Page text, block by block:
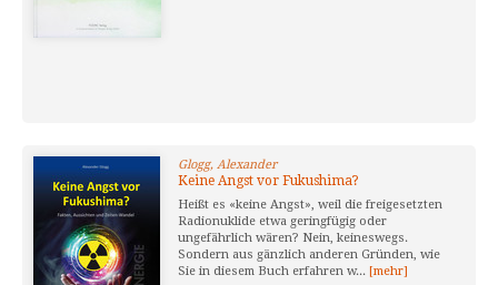
Glogg, Alexander
Keine Angst vor Fukushima?
Heißt es «keine Angst», weil die freigesetzten
Radionuklide etwa geringfügig oder
ungefährlich wären? Nein, keineswegs.
Sondern aus gänzlich anderen Gründen, wie
Sie in diesem Buch erfahren w... [mehr]